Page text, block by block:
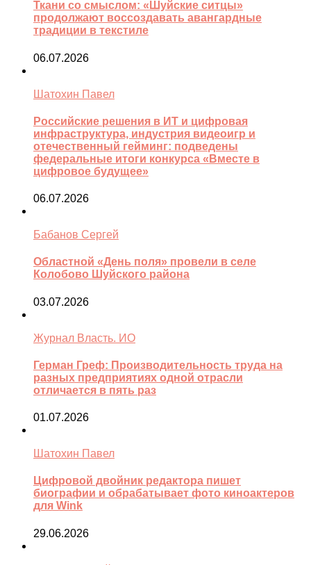
Ткани со смыслом: «Шуйские ситцы»
продолжают воссоздавать авангардные
традиции в текстиле
06.07.2026
Шатохин Павел
Российские решения в ИТ и цифровая
инфраструктура, индустрия видеоигр и
отечественный гейминг: подведены
федеральные итоги конкурса «Вместе в
цифровое будущее»
06.07.2026
Бабанов Сергей
Областной «День поля» провели в селе
Колобово Шуйского района
03.07.2026
Журнал Власть. ИО
Герман Греф: Производительность труда на
разных предприятиях одной отрасли
отличается в пять раз
01.07.2026
Шатохин Павел
Цифровой двойник редактора пишет
биографии и обрабатывает фото киноактеров
для Wink
29.06.2026